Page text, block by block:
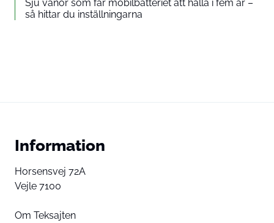
Sju vanor som får mobilbatteriet att hålla i fem år –
så hittar du inställningarna
Information
Horsensvej 72A
Vejle 7100
Om Teksajten